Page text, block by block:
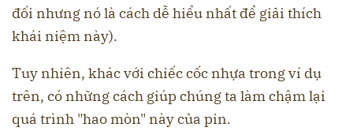
đối nhưng nó là cách dễ hiểu nhất để giải thích
khái niệm này).
Tuy nhiên, khác với chiếc cốc nhựa trong ví dụ
trên, có những cách giúp chúng ta làm chậm lại
quá trình "hao mòn" này của pin.